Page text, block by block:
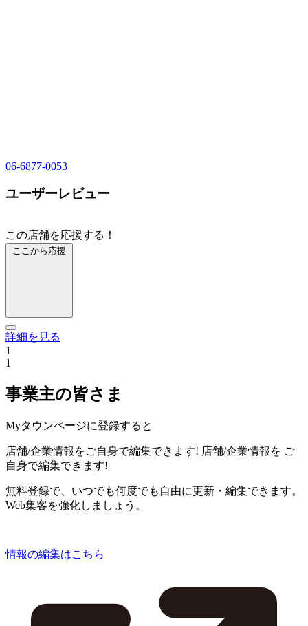
06-6877-0053
ユーザーレビュー
この店舗を応援する！
ここから応援
詳細を見る
1
1
事業主の皆さま
Myタウンページに登録すると
店舗/企業情報をご自身で編集できます! 店舗/企業情報を ご
自身で編集できます!
無料登録で、いつでも何度でも自由に更新・編集できます。
Web集客を強化しましょう。
情報の編集はこちら